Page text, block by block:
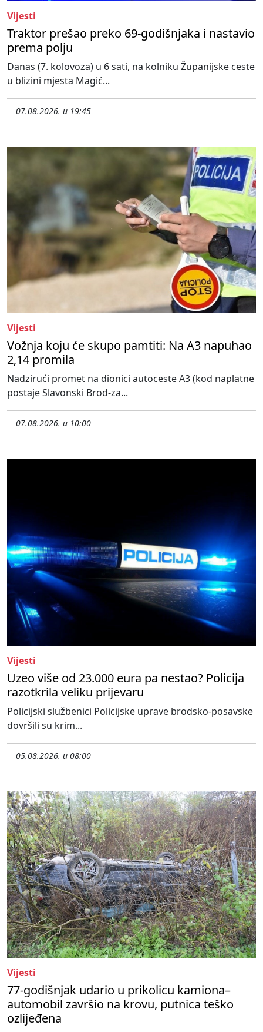
Vijesti
Traktor prešao preko 69-godišnjaka i nastavio
prema polju
Danas (7. kolovoza) u 6 sati, na kolniku Županijske ceste
u blizini mjesta Magić...
07.08.2026. u 19:45
Vijesti
Vožnja koju će skupo pamtiti: Na A3 napuhao
2,14 promila
Nadzirući promet na dionici autoceste A3 (kod naplatne
postaje Slavonski Brod-za...
07.08.2026. u 10:00
Vijesti
Uzeo više od 23.000 eura pa nestao? Policija
razotkrila veliku prijevaru
Policijski službenici Policijske uprave brodsko-posavske
dovršili su krim...
05.08.2026. u 08:00
Vijesti
77-godišnjak udario u prikolicu kamiona–
automobil završio na krovu, putnica teško
ozlijeđena